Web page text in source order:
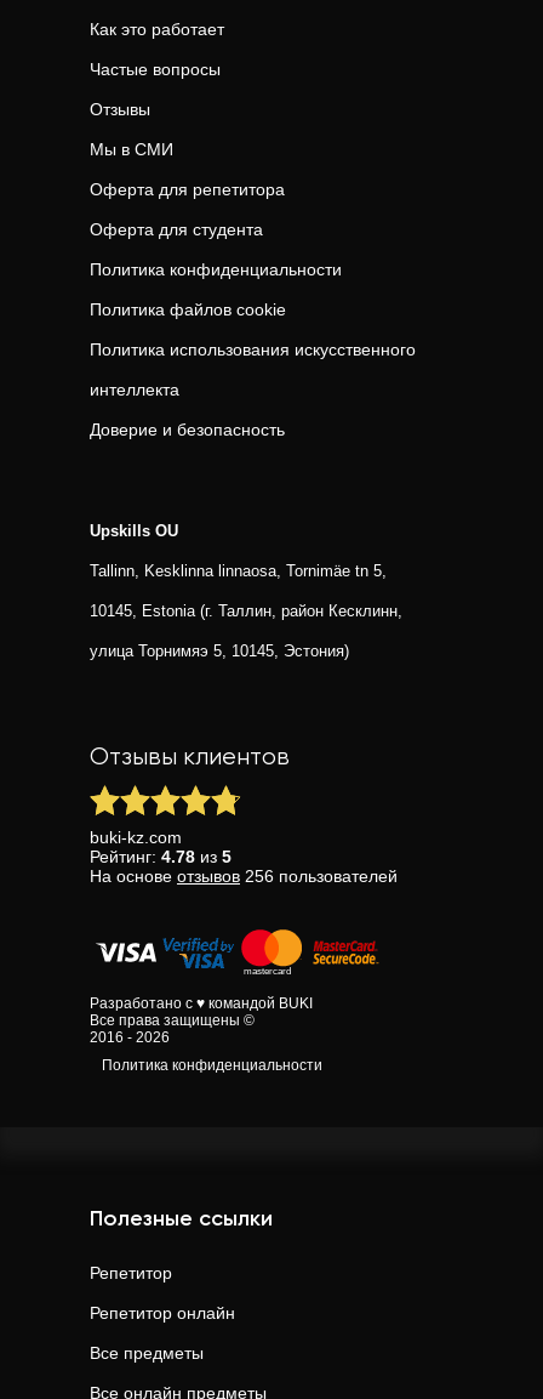
Как это работает
Частые вопросы
Отзывы
Мы в СМИ
Оферта для репетитора
Оферта для студента
Политика конфиденциальности
Политика файлов cookie
Политика использования искусственного
интеллекта
Доверие и безопасность
Upskills OU
Tallinn, Kesklinna linnaosa, Tornimäe tn 5,
10145, Estonia (г. Таллин, район Кесклинн,
улица Торнимяэ 5, 10145, Эстония)
Отзывы клиентов
buki-kz.com
Рейтинг: 4.78 из 5
На основе отзывов 256 пользователей
Разработано с ♥ командой BUKI
Все права защищены ©
2016 - 2026
Политика конфиденциальности
Полезные ссылки
Репетитор
Репетитор онлайн
Все предметы
Все онлайн предметы